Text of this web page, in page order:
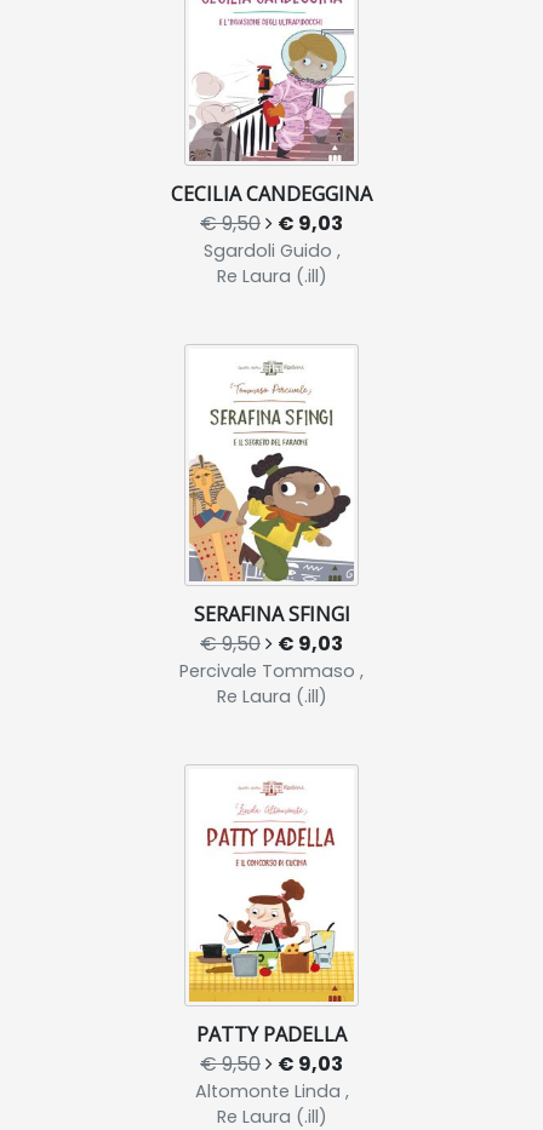
CECILIA CANDEGGINA
€ 9,50 € 9,03
Sgardoli Guido ,
Re Laura (.ill)
SERAFINA SFINGI
€ 9,50 € 9,03
Percivale Tommaso ,
Re Laura (.ill)
PATTY PADELLA
€ 9,50 € 9,03
Altomonte Linda ,
Re Laura (.ill)